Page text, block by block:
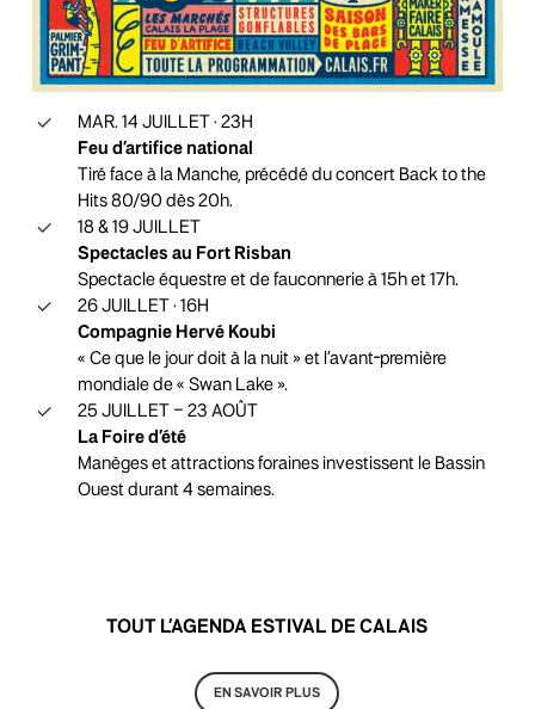
MAR. 14 JUILLET · 23H
Feu d’artifice national
Tiré face à la Manche, précédé du concert Back to the
Hits 80/90 dès 20h.
18 & 19 JUILLET
Spectacles au Fort Risban
Spectacle équestre et de fauconnerie à 15h et 17h.
26 JUILLET · 16H
Compagnie Hervé Koubi
« Ce que le jour doit à la nuit » et l’avant-première
mondiale de « Swan Lake ».
25 JUILLET – 23 AOÛT
La Foire d’été
Manèges et attractions foraines investissent le Bassin
Ouest durant 4 semaines.
TOUT L’AGENDA ESTIVAL DE CALAIS
EN SAVOIR PLUS